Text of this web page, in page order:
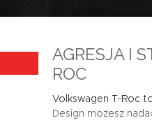
AGRESJA I
ROC
Volkswagen T-Roc
Design możesz